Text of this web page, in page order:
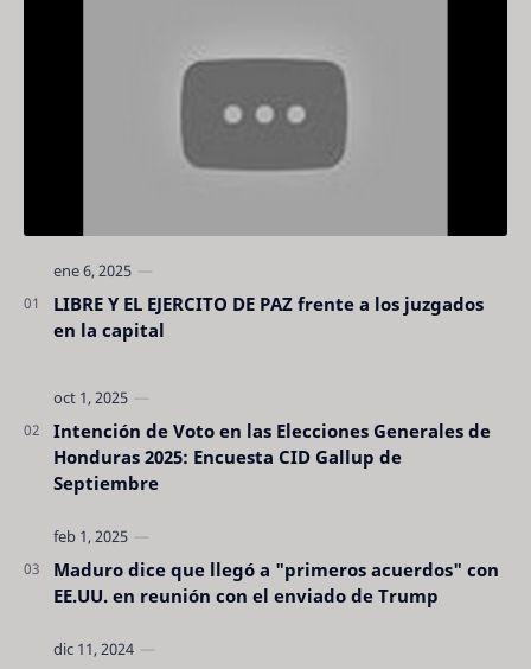
LIBRE Y EL EJERCITO DE PAZ frente a los juzgados
en la capital
Intención de Voto en las Elecciones Generales de
Honduras 2025: Encuesta CID Gallup de
Septiembre
Maduro dice que llegó a "primeros acuerdos" con
EE.UU. en reunión con el enviado de Trump